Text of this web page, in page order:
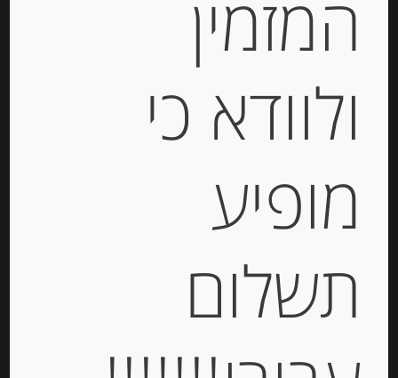
פסטה ביצים מקמח דורום סמולינה
יחידות
הוספה לסל
המזמין
ולוודא כי
מופיע
תשלום